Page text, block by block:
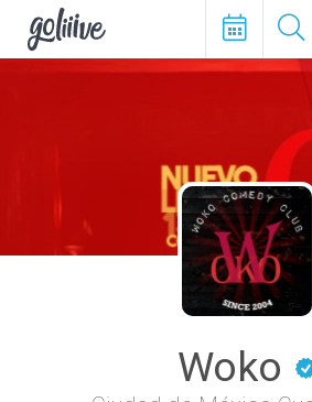
goliiive
Woko